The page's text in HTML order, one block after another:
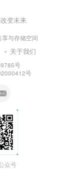
变未来
与存储空间
关于我们
号
号
众号